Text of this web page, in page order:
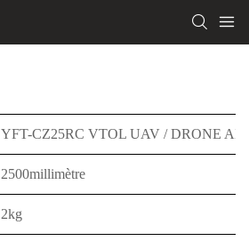
YFT-CZ25RC VTOL UAV / DRONE
2500millimètre
2kg